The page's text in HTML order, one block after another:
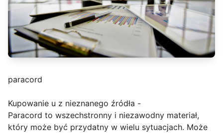
paracord
Kupowanie u z nieznanego źródła -
Paracord to wszechstronny i niezawodny materiał,
który może być przydatny w wielu sytuacjach. Może